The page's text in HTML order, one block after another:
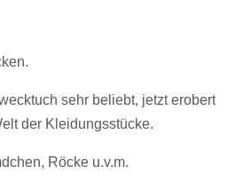
sehr beliebt, jetzt erobert
der Kleidungsstücke.
Röcke u.v.m.